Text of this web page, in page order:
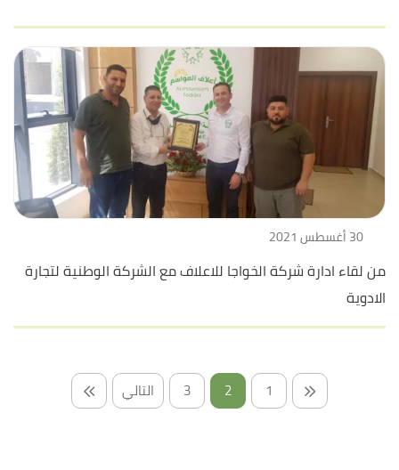
30 أغسطس 2021
من لقاء ادارة شركة الخواجا للاعلاف مع الشركة الوطنية لتجارة
الادوية
1
2
3 التالي